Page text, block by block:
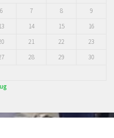
6 7 8
9
14 15
16
21 22
23
28 29
30